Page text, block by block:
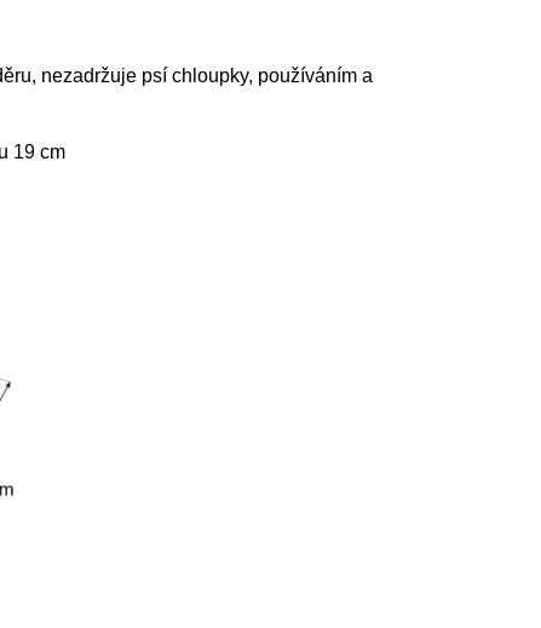
nezadržuje psí chloupky, používáním a
19 cm